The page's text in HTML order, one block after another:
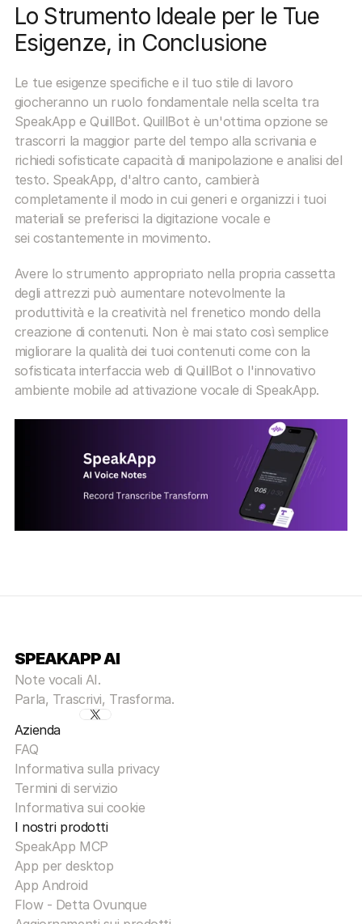
Lo Strumento Ideale per le Tue
Esigenze, in Conclusione
Le tue esigenze specifiche e il tuo stile di lavoro
giocheranno un ruolo fondamentale nella scelta tra
SpeakApp e QuillBot. QuillBot è un'ottima opzione se
trascorri la maggior parte del tempo alla scrivania e
richiedi sofisticate capacità di manipolazione e analisi del
testo. SpeakApp, d'altro canto, cambierà
completamente il modo in cui generi e organizzi i tuoi
materiali se preferisci la digitazione vocale e
sei costantemente in movimento.
Avere lo strumento appropriato nella propria cassetta
degli attrezzi può aumentare notevolmente la
produttività e la creatività nel frenetico mondo della
creazione di contenuti. Non è mai stato così semplice
migliorare la qualità dei tuoi contenuti come con la
sofisticata interfaccia web di QuillBot o l'innovativo
ambiente mobile ad attivazione vocale di SpeakApp.
SPEAKAPP AI
Note vocali AI.
Parla, Trascrivi, Trasforma.
Azienda
FAQ
Informativa sulla privacy
Termini di servizio
Informativa sui cookie
I nostri prodotti
SpeakApp MCP
App per desktop
App Android
Flow - Detta Ovunque